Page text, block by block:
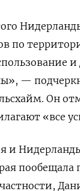
по
—
Он
«все
и
пообещала